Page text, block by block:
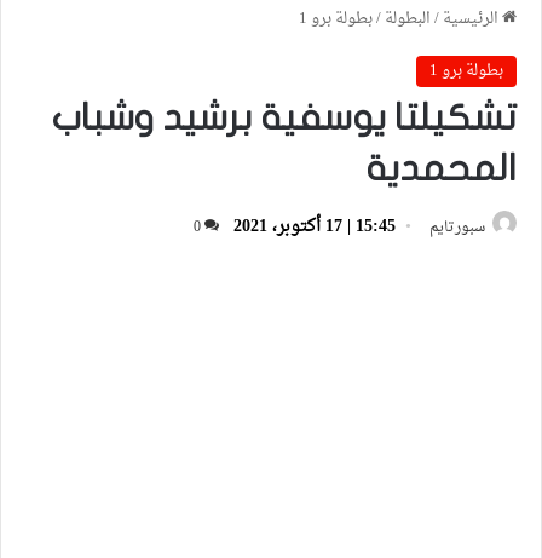
الرئيسية/البطولة/بطولة برو 1
بطولة برو 1
تشكيلتا يوسفية برشيد وشباب
المحمدية
سبورتايم 15:45 | 17 أكتوبر، 2021 0